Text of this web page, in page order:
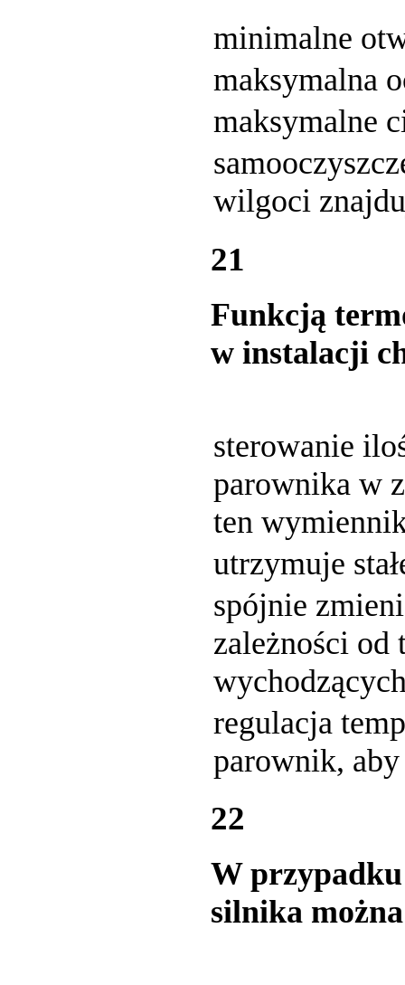
minimalne
maksymalna
maksymalne
wilgoci
21
Funkcją
w instalacji
sterowanie
parownika w
ten
utrzymuje
spójnie
zależności od
regulacja
parownik,
22
W
silnika